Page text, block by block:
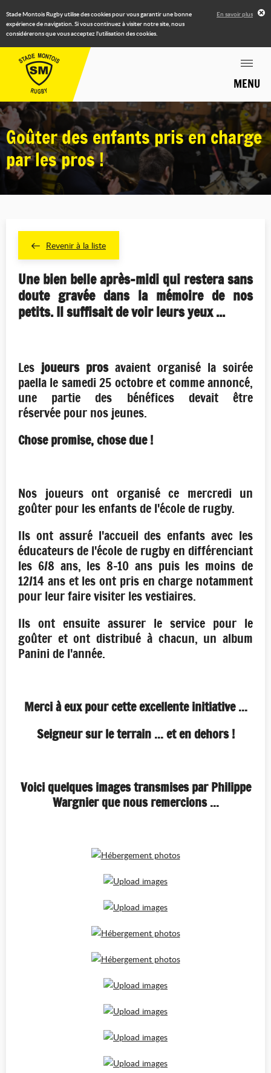
Stade Montois Rugby utilise des cookies pour vous garantir une bonne
expérience de navigation. Si vous continuez à visiter notre site, nous
considérerons que vous acceptez l'utilisation des cookies.
En savoir plus
MENU
Goûter des enfants pris en charge
par les pros !
Revenir à la liste
Une bien belle après-midi qui restera sans
doute gravée dans la mémoire de nos
petits. Il suffisait de voir leurs yeux ...
Lesjoueurs prosavaient organisé la soirée
paella le samedi 25 octobre et comme annoncé,
une partie des bénéfices devait être
réservée pour nos jeunes.
Chose promise, chose due !
Nos joueurs ont organisé ce mercredi un
goûter pour les enfants de l'école de rugby.
Ils ont assuré l'accueil des enfants avec les
éducateurs de l'école de rugby en différenciant
les 6/8 ans, les 8-10 ans puis les moins de
12/14 ans et les ont pris en charge notamment
pour leur faire visiter les vestiaires.
Ils ont ensuite assurer le service pour le
goûter et ont distribué à chacun, un album
Panini de l'année.
Merci à eux pour cette excellente initiative ...
Seigneur sur le terrain ... et en dehors !
Voici quelques images transmises par Philippe
Wargnier que nous remercions ...